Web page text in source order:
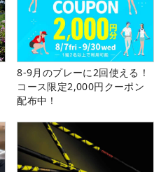
8-9月のプレーに2回使える！
コース限定2,000円クーポン
配布中！